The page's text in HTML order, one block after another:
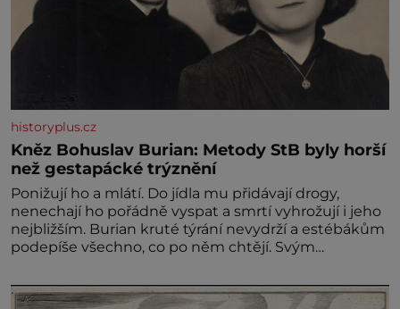
historyplus.cz
Kněz Bohuslav Burian: Metody StB byly horší
než gestapácké trýznění
Ponižují ho a mlátí. Do jídla mu přidávají drogy,
nenechají ho pořádně vyspat a smrtí vyhrožují i jeho
nejbližším. Burian kruté týrání nevydrží a estébákům
podepíše všechno, co po něm chtějí. Svým
výslechů nikdo nevyvíjel fyzický ani psychický nátlak.
Syn brněnského řezníka chce být knězem a